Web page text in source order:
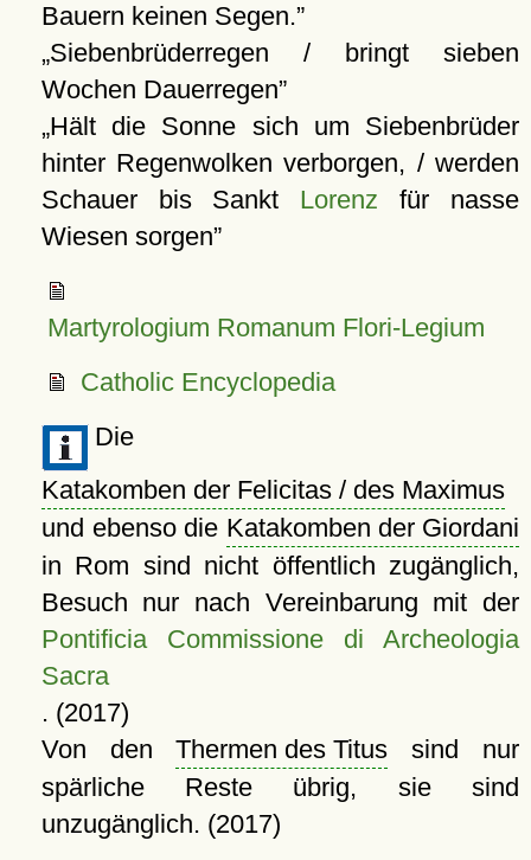
Bauern keinen Segen.
Siebenbrüderregen / bringt sieben
Wochen Dauerregen
Hält die Sonne sich um Siebenbrüder
hinter Regenwolken verborgen, / werden
Schauer bis Sankt Lorenz für nasse
Wiesen sorgen
Martyrologium Romanum Flori-Legium
Catholic Encyclopedia
Die
Katakomben der Felicitas / des Maximus
und ebenso die Katakomben der Giordani
in Rom sind nicht öffentlich zugänglich,
Besuch nur nach Vereinbarung mit der
Pontificia Commissione di Archeologia
Sacra
. (2017)
Von denThermen des Titus sind nur
spärliche Reste übrig, sie sind
unzugänglich. (2017)